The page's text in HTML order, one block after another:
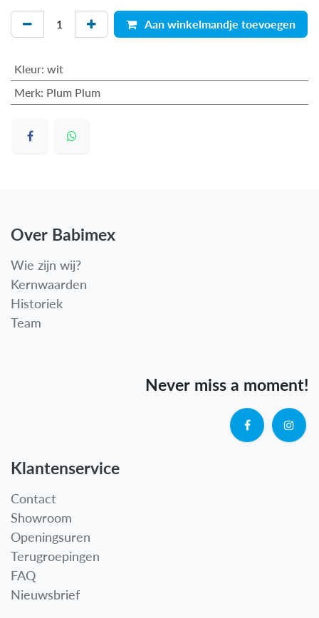
Aan winkelmandje toevoegen
Kleur: wit
Merk: Plum Plum
Over Babimex
Wie zijn wij?
Kernwaarden
Historiek
Team
Never miss a moment!
Klantenservice
Contact
Showroom
Openingsuren
Terugroepingen
FAQ
Nieuwsbrief